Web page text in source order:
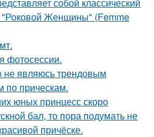
"Роковой Женщины" (Femme
фотосессии.
не являюсь трендовым
по прическам.
юных принцесс скоро
бал, то пора подумать не
причёске.